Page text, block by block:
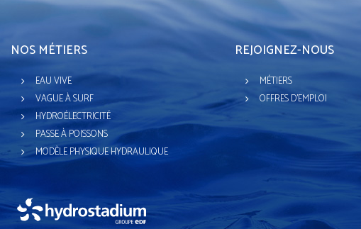
NOS MÉTIERS
EAU VIVE
VAGUE À SURF
HYDROÉLECTRICITÉ
PASSE À POISSONS
MODÈLE PHYSIQUE HYDRAULIQUE
REJOIGNEZ-NOUS
MÉTIERS
OFFRES D'EMPLOI